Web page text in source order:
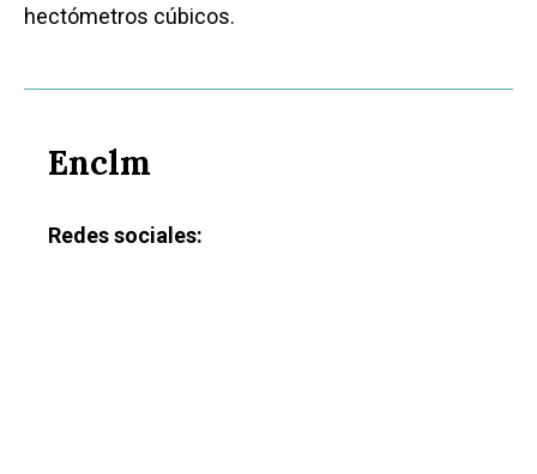
hectómetros cúbicos.
Enclm
Redes sociales: